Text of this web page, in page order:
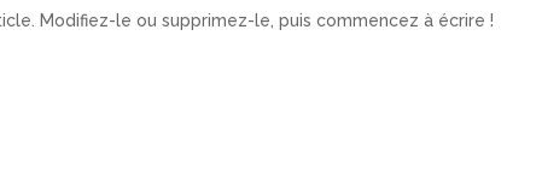
Modifiez-le ou supprimez-le, puis commencez à écrire !